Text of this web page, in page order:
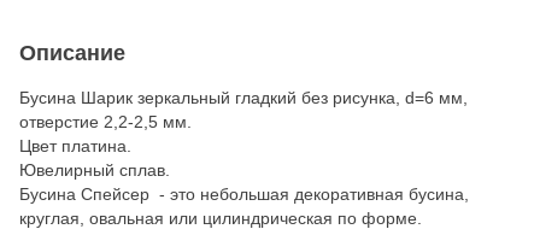
Описание
Бусина Шарик зеркальный гладкий без рисунка, d=6 мм,
отверстие 2,2-2,5 мм.
Цвет платина.
Ювелирный сплав.
Бусина Спейсер - это небольшая декоративная бусина,
круглая, овальная или цилиндрическая по форме.